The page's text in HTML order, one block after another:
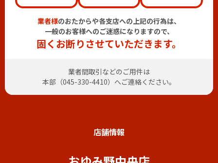
業者様のおたからや各支店への上記の行為は、
一般のお客様へのご迷惑になりますので、
固くお断りさせていただきます。
業者間取引などのご用件は
本部（045-330-4410）へご連絡ください。
店舗情報